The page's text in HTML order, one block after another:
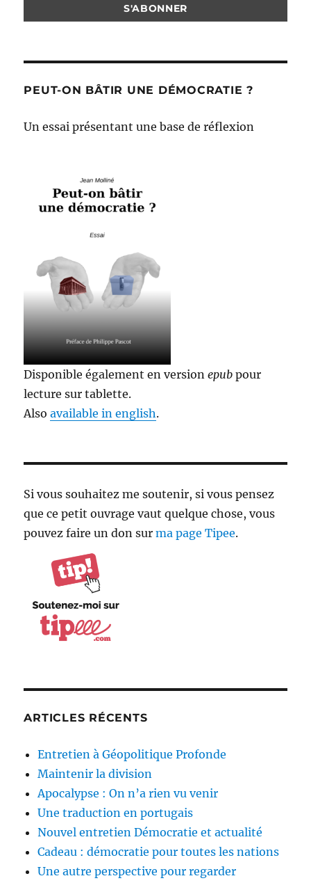
PEUT-ON BÂTIR UNE DÉMOCRATIE ?
Un essai présentant une base de réflexion
Disponible également en versionepub pour
lecture sur tablette.
Alsoavailable in english.
Si vous souhaitez me soutenir, si vous pensez
que ce petit ouvrage vaut quelque chose, vous
pouvez faire un don surma page Tipee.
ARTICLES RÉCENTS
Entretien à Géopolitique Profonde
Maintenir la division
Apocalypse : On n’a rien vu venir
Une traduction en portugais
Nouvel entretien Démocratie et actualité
Cadeau : démocratie pour toutes les nations
Une autre perspective pour regarder